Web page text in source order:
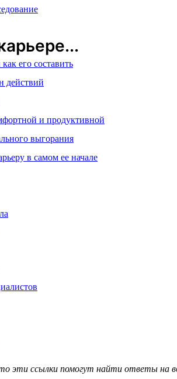
его составить
действий
и продуктивной
выгорания
в самом ее начале
эти ссылки помогут найти ответы на